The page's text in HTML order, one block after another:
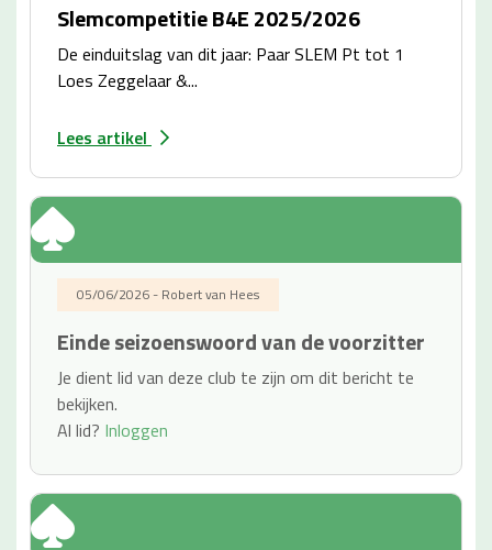
Slemcompetitie B4E 2025/2026
De einduitslag van dit jaar: Paar SLEM Pt tot 1
Loes Zeggelaar &...
Lees artikel
05/06/2026 - Robert van Hees
Einde seizoenswoord van de voorzitter
Je dient lid van deze club te zijn om dit bericht te
bekijken.
Al lid? Inloggen